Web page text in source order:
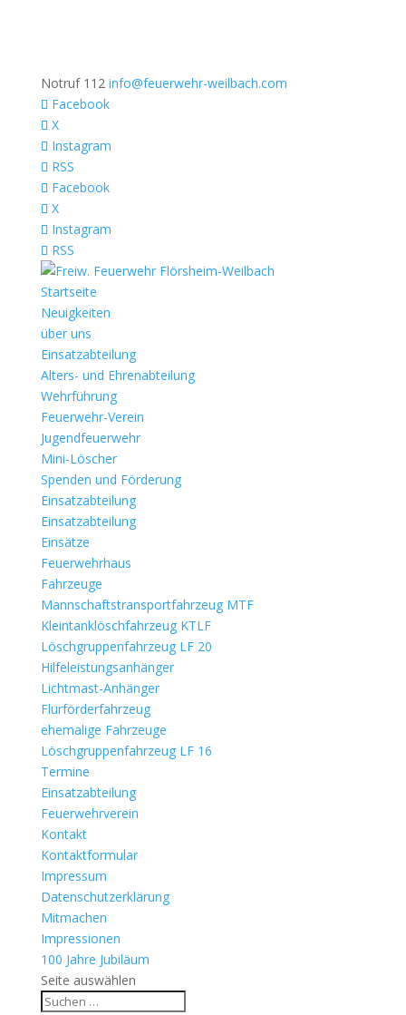
Notruf 112 info@feuerwehr-weilbach.com
Facebook
X
Instagram
RSS
Facebook
X
Instagram
RSS
Startseite
Neuigkeiten
über uns
Einsatzabteilung
Alters- und Ehrenabteilung
Wehrführung
Feuerwehr-Verein
Jugendfeuerwehr
Mini-Löscher
Spenden und Förderung
Einsatzabteilung
Einsatzabteilung
Einsätze
Feuerwehrhaus
Fahrzeuge
Mannschaftstransportfahrzeug MTF
Kleintanklöschfahrzeug KTLF
Löschgruppenfahrzeug LF 20
Hilfeleistungsanhänger
Lichtmast-Anhänger
Flurförderfahrzeug
ehemalige Fahrzeuge
Löschgruppenfahrzeug LF 16
Termine
Einsatzabteilung
Feuerwehrverein
Kontakt
Kontaktformular
Impressum
Datenschutzerklärung
Mitmachen
Impressionen
100 Jahre Jubiläum
Seite auswählen